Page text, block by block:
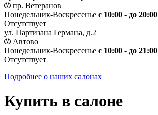
пр. Ветеранов
Понедельник-Воскресенье с 10:00 - до 20:00
Отсутствует
ул. Партизана Германа, д.2
Автово
Понедельник-Воскресенье с 10:00 - до 21:00
Отсутствует
Подробнее о наших салонах
Купить в салоне